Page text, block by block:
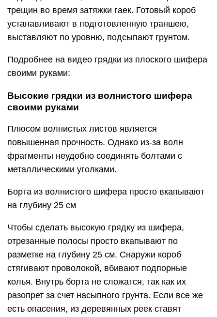
трещин во время затяжки гаек. Готовый короб
устанавливают в подготовленную траншею,
выставляют по уровню, подсыпают грунтом.
Подробнее на видео грядки из плоского шифера
своими руками:
Высокие грядки из волнистого шифера
своими руками
Плюсом волнистых листов является
повышенная прочность. Однако из-за волн
фрагменты неудобно соединять болтами с
металлическими уголками.
Борта из волнистого шифера просто вкапывают
на глубину 25 см
Чтобы сделать высокую грядку из шифера,
отрезанные полосы просто вкапывают по
разметке на глубину 25 см. Снаружи короб
стягивают проволокой, вбивают подпорные
колья. Внутрь борта не сложатся, так как их
разопрет за счет насыпного грунта. Если все же
есть опасения, из деревянных реек ставят